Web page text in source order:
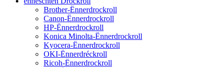
Brother-Ënnerdrockroll
Canon-Ënnerdrockroll
HP-Ënnerdrockroll
Konica Minolta-Ënnerdrockroll
Kyocera-Ënnerdrockroll
OKI-Ënnerdréckroll
Ricoh-Ënnerdrockroll